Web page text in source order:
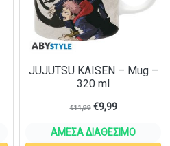
JUJUTSU KAISEN – Mug –
320 ml
€11,99 €9,99
ΆΜΕΣΑ ΔΙΑΘΈΣΙΜΟ